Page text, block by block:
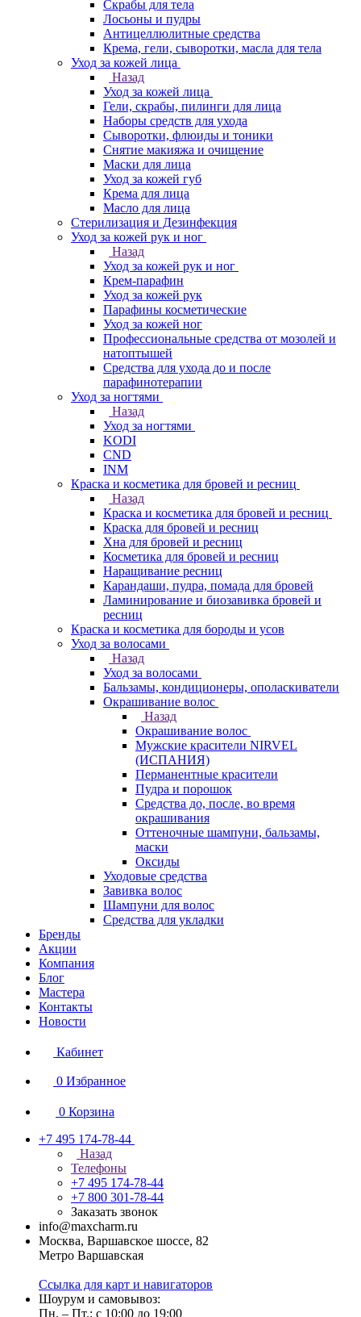
Скрабы для тела
Лосьоны и пудры
Антицеллюлитные средства
Крема, гели, сыворотки, масла для тела
Уход за кожей лица
Назад
Уход за кожей лица
Гели, скрабы, пилинги для лица
Наборы средств для ухода
Сыворотки, флюиды и тоники
Снятие макияжа и очищение
Маски для лица
Уход за кожей губ
Крема для лица
Масло для лица
Стерилизация и Дезинфекция
Уход за кожей рук и ног
Назад
Уход за кожей рук и ног
Крем-парафин
Уход за кожей рук
Парафины косметические
Уход за кожей ног
Профессиональные средства от мозолей и
натоптышей
Средства для ухода до и после
парафинотерапии
Уход за ногтями
Назад
Уход за ногтями
KODI
CND
INM
Краска и косметика для бровей и ресниц
Назад
Краска и косметика для бровей и ресниц
Краска для бровей и ресниц
Хна для бровей и ресниц
Косметика для бровей и ресниц
Наращивание ресниц
Карандаши, пудра, помада для бровей
Ламинирование и биозавивка бровей и
ресниц
Краска и косметика для бороды и усов
Уход за волосами
Назад
Уход за волосами
Бальзамы, кондиционеры, ополаскиватели
Окрашивание волос
Назад
Окрашивание волос
Мужские красители NIRVEL
(ИСПАНИЯ)
Перманентные красители
Пудра и порошок
Средства до, после, во время
окрашивания
Оттеночные шампуни, бальзамы,
маски
Оксиды
Уходовые средства
Завивка волос
Шампуни для волос
Средства для укладки
Бренды
Акции
Компания
Блог
Мастера
Контакты
Новости
Кабинет
0 Избранное
0 Корзина
+7 495 174-78-44
Назад
Телефоны
+7 495 174-78-44
+7 800 301-78-44
Заказать звонок
info@maxcharm.ru
Москва, Варшавское шоссе, 82
Метро Варшавская
Ссылка для карт и навигаторов
Шоурум и самовывоз:
Пн. – Пт.: с 10:00 до 19:00